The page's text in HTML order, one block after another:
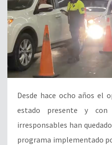
Desde hace ocho años el
estado presente y con
irresponsables han
programa implementado